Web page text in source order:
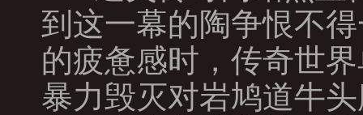
到这一幕的陶争恨不
的疲惫感时，传奇世
暴力毁灭对岩鸠道牛